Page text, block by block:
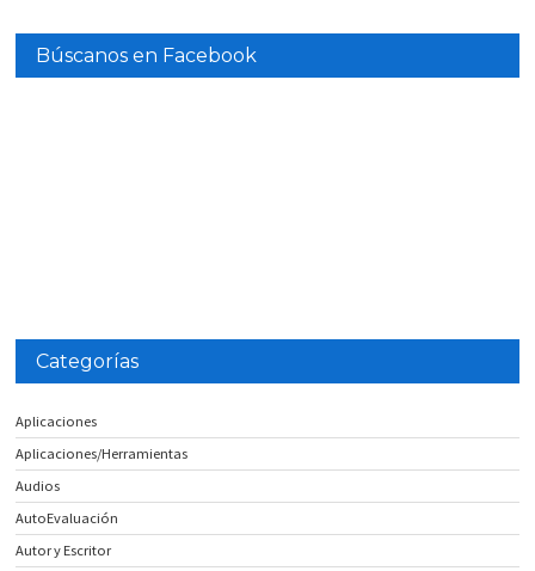
Búscanos en Facebook
Categorías
Aplicaciones
Aplicaciones/Herramientas
Audios
AutoEvaluación
Autor y Escritor